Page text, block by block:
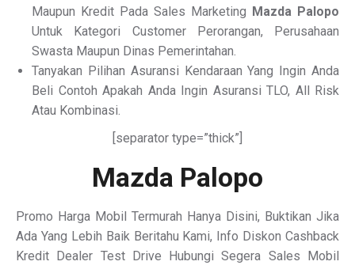
Maupun Kredit Pada Sales Marketing Mazda Palopo
Untuk Kategori Customer Perorangan, Perusahaan
Swasta Maupun Dinas Pemerintahan.
Tanyakan Pilihan Asuransi Kendaraan Yang Ingin Anda
Beli Contoh Apakah Anda Ingin Asuransi TLO, All Risk
Atau Kombinasi.
[separator type=”thick”]
Mazda Palopo
Promo Harga Mobil Termurah Hanya Disini, Buktikan Jika
Ada Yang Lebih Baik Beritahu Kami, Info Diskon Cashback
Kredit Dealer Test Drive Hubungi Segera Sales Mobil